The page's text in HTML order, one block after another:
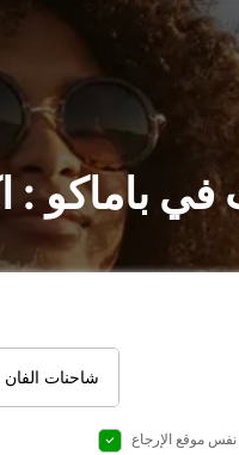
في باماكو
شاحنات الفان
نفس موقع الإرجاع